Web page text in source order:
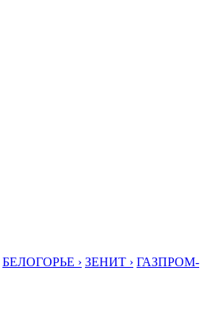
БЕЛОГОРЬЕ › ЗЕНИТ › ГАЗПРОМ-